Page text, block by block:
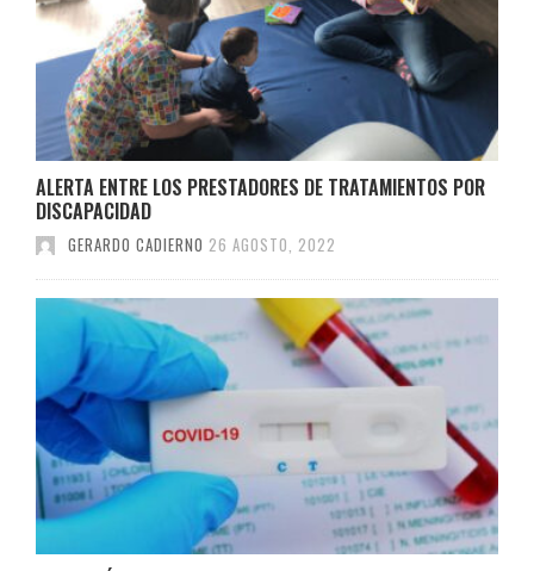
ALERTA ENTRE LOS PRESTADORES DE TRATAMIENTOS POR
DISCAPACIDAD
GERARDO CADIERNO 26 AGOSTO, 2022